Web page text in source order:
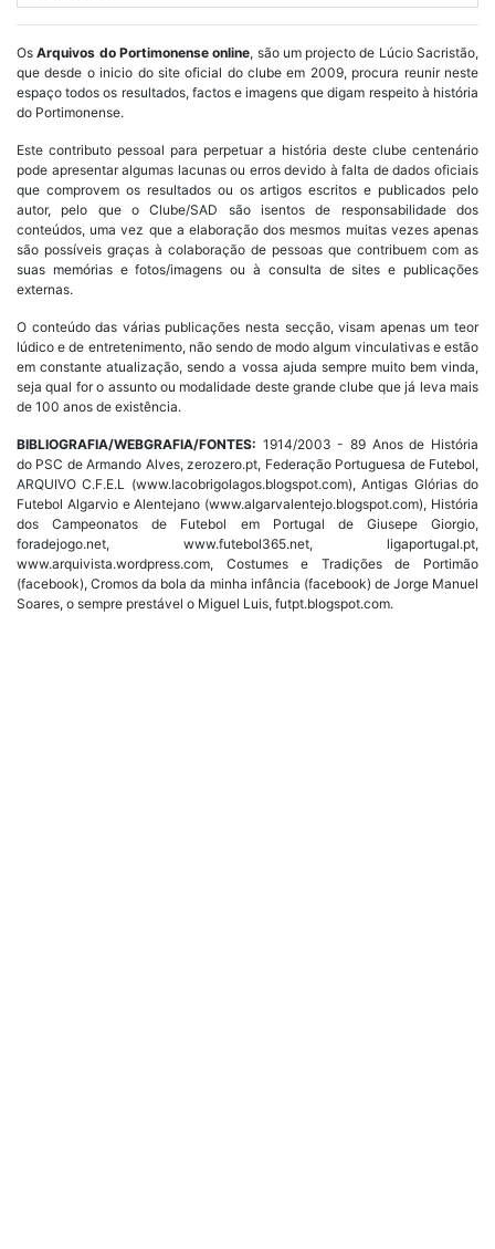
OsArquivos do Portimonense online, são um projecto de Lúcio Sacristão,
que desde o inicio do site oficial do clube em 2009, procura reunir neste
espaço todos os resultados, factos e imagens que digam respeito à história
do Portimonense.
Este contributo pessoal para perpetuar a história deste clube centenário
pode apresentar algumas lacunas ou erros devido à falta de dados oficiais
que comprovem os resultados ou os artigos escritos e publicados pelo
autor, pelo que o Clube/SAD são isentos de responsabilidade dos
conteúdos, uma vez que a elaboração dos mesmos muitas vezes apenas
são possíveis graças à colaboração de pessoas que contribuem com as
suas memórias e fotos/imagens ou à consulta de sites e publicações
externas.
O conteúdo das várias publicações nesta secção, visam apenas um teor
lúdico e de entretenimento, não sendo de modo algum vinculativas e estão
em constante atualização, sendo a vossa ajuda sempre muito bem vinda,
seja qual for o assunto ou modalidade deste grande clube que já leva mais
de 100 anos de existência.
BIBLIOGRAFIA/WEBGRAFIA/FONTES: 1914/2003 - 89 Anos de História
do PSC de Armando Alves, zerozero.pt, Federação Portuguesa de Futebol,
ARQUIVO C.F.E.L (www.lacobrigolagos.blogspot.com), Antigas Glórias do
Futebol Algarvio e Alentejano (www.algarvalentejo.blogspot.com), História
dos Campeonatos de Futebol em Portugal de Giusepe Giorgio,
foradejogo.net, www.futebol365.net, ligaportugal.pt,
www.arquivista.wordpress.com, Costumes e Tradições de Portimão
(facebook), Cromos da bola da minha infância (facebook) de Jorge Manuel
Soares, o sempre prestável o Miguel Luis, futpt.blogspot.com.